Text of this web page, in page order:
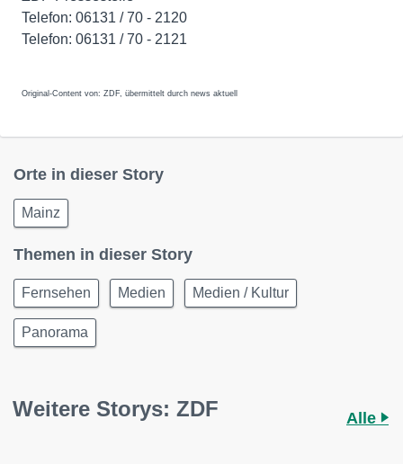
Telefon: 06131 / 70 - 2120
Telefon: 06131 / 70 - 2121
Original-Content von: ZDF, übermittelt durch news aktuell
Orte in dieser Story
Mainz
Themen in dieser Story
Fernsehen Medien Medien / Kultur
Panorama
Weitere Storys: ZDF Alle